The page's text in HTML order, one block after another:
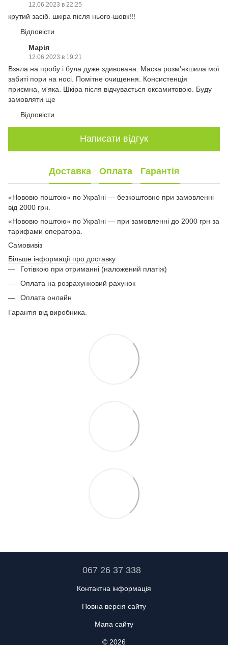
12.06.2023 в 22:25
крутий засіб. шкіра після нього-шовк!!!
Відповісти
Марія
12.06.2023 в 19:21
Взяла на пробу і була дуже здивована. Маска розм'якшила мої
забиті пори на носі. Помітне очищення. Консистенція
приємна, м'яка. Шкіра після відчувається оксамитовою. Буду
замовляти ще
Відповісти
Написати відгук
Доставка Оплата Гарантія
«Нововю поштою» по Україні — безкоштовно при замовленні
від 2000 грн.
«Нововю поштою» по Україні — при замовленні до 2000 грн за
тарифами оператора.
Самовивіз
Більше інформації про доставку
Готівкою при отриманні (наложений платіж)
Оплата на розрахунковий рахунок
Оплата онлайн
Гарантія від виробника.
067 26 37 338
Контактна інформація
Повна версія сайту
Мапа сайту
© 2026